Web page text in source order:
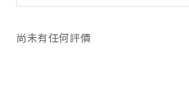
尚未有任何評價